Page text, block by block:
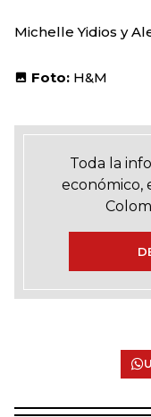
Michelle Yidios y
Foto: H&M
Toda la
económico,